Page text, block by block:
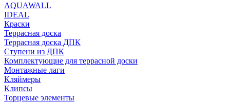
AQUAWALL
IDEAL
Краски
Террасная доска
Террасная доска ДПК
Ступени из ДПК
Комплектующие для террасной доски
Монтажные лаги
Кляймеры
Клипсы
Торцевые элементы